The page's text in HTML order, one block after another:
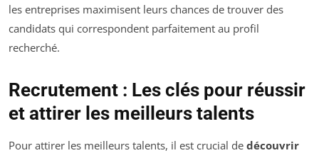
les entreprises maximisent leurs chances de trouver des
candidats qui correspondent parfaitement au profil
recherché.
Recrutement : Les clés pour réussir
et attirer les meilleurs talents
Pour attirer les meilleurs talents, il est crucial de découvrir